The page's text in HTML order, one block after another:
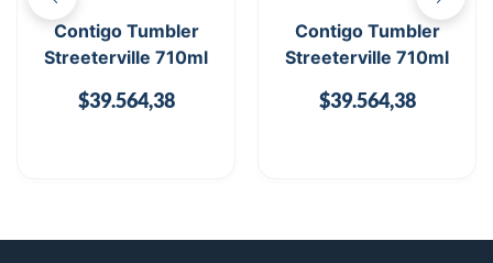
Contigo Tumbler
Streeterville 710ml
$39.564,38
Contigo Tumbler
Streeterville 710ml
$39.564,38